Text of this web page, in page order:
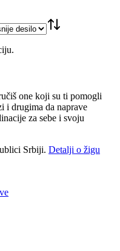
one koji su ti pomogli
i drugima da naprave
za sebe i svoju
Srbiji. Detalji o žigu